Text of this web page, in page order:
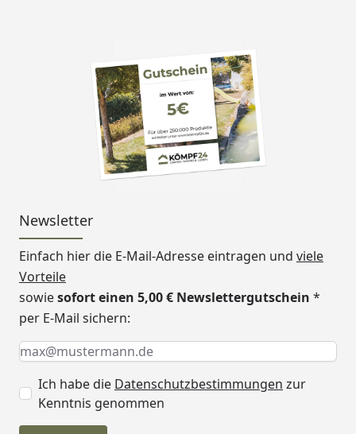
Newsletter
Einfach hier die E-Mail-Adresse eintragen und viele
Vorteile
sowiesofort einen 5,00 € Newslettergutschein *
per E-Mail sichern:
Keine Eingabe erforderlich
Eingabe erforderlich
E-Mail *
Ich habe die Datenschutzbestimmungen zur
Kenntnis genommen